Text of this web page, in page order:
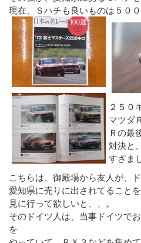
現在、Ｓハチも良いものは５００
２５０
マツダ
Ｒの最
対決と
すざま
こちらは、御殿場から友人が、
愛知県に売りに出されてること
見に行って欲しいと、、。
そのドイツ人は、当事ドイツで
を